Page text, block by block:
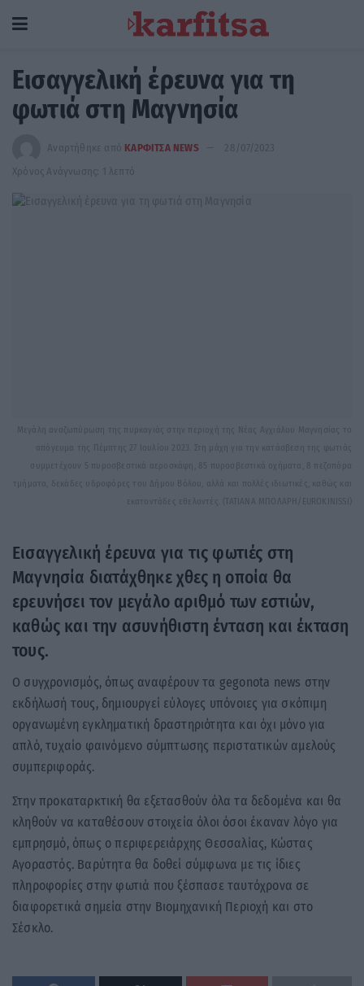
Εισαγγελική έρευνα για τη
φωτιά στη Μαγνησία
Αναρτήθηκε από ΚΑΡΦΙΤΣΑ NEWS
28/07/2023
Χρόνος Ανάγνωσης: 1 λεπτό
Μεγάλη αναζωπύρωση της πυρκαγιάς στην περιοχή της Νέας Αγχιάλου Μαγνησίας το
απόγευμα της Πέμπτης 27 Ιουλίου 2023. Στη μάχη για την κατάσβεση της φωτιάς
συμμετέχουν 5 πυροσβεστικά αεροσκάφη, 85 πυροσβεστικά οχήματα, 8 πεζοπόρα
τμήματα, δεκάδες υδροφόρες του Δήμου Βόλου, αλλά και πολλές ιδιωτικές, καθώς και
εκατοντάδες εθελοντές. (ΤΑΤΙΑΝΑ ΜΠΟΛΑΡΗ/EUROKINISSI)
Εισαγγελική έρευνα για τις φωτιές στη
Μαγνησία διατάχθηκε χθες η οποία θα
ερευνήσει τον μεγάλο αριθμό των εστιών,
καθώς και την ασυνήθιστη ένταση και έκταση
τους.
Ο συγχρονισμός, όπως αναφέρουν τα gegonota news στην
εκδήλωσή τους, δημιουργεί εύλογες υπόνοιες για σκόπιμη
οργανωμένη εγκληματική δραστηριότητα και όχι μόνο για
απλό, τυχαίο φαινόμενο σύμπτωσης περιστατικών αμελούς
συμπεριφοράς.
Στην προκαταρκτική θα εξετασθούν όλα τα δεδομένα και θα
κληθούν να καταθέσουν στοιχεία όλοι όσοι έκαναν λόγο για
εμπρησμό, όπως ο περιφερειάρχης Θεσσαλίας, Κώστας
Αγοραστός. Βαρύτητα θα δοθεί σύμφωνα με τις ίδιες
πληροφορίες στην φωτιά που ξέσπασε ταυτόχρονα σε
διαφορετικά σημεία στην Βιομηχανική Περιοχή και στο
Σέσκλο.